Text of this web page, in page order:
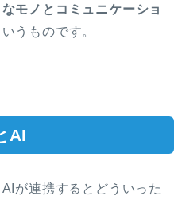
モノとコミュニケーショ
いうものです。
AI
が連携するとどういった